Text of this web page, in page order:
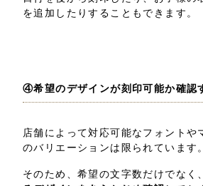
を追加したりすることもできます。
④希望のデザインが刻印可能か確認
店舗によって対応可能なフォントや
のバリエーションは限られています。
そのため、希望の文字数だけでなく、